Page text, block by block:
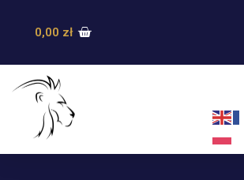
0,00 zł